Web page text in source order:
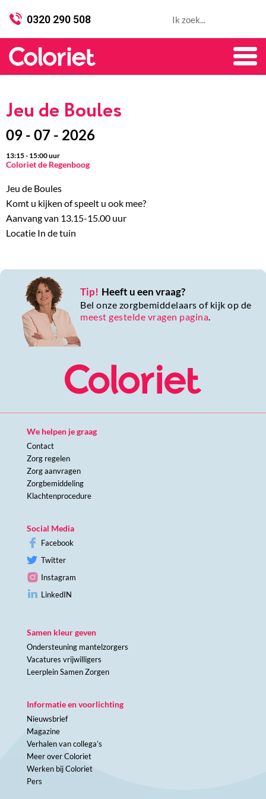
0320 290 508
Jeu de Boules
09 - 07 - 2026
13:15- 15:00uur
Coloriet de Regenboog
Jeu de Boules
Komt u kijken of speelt u ook mee?
Aanvang van 13.15-15.00 uur
Locatie In de tuin
Tip! Heeft u een vraag?
Bel onze zorgbemiddelaars of kijk op de
meest gestelde vragen pagina.
We helpen je graag
Contact
Zorg regelen
Zorg aanvragen
Zorgbemiddeling
Klachtenprocedure
Social Media
Facebook
Twitter
Instagram
LinkedIN
Samen kleur geven
Ondersteuning mantelzorgers
Vacatures vrijwilligers
Leerplein Samen Zorgen
Informatie en voorlichting
Nieuwsbrief
Magazine
Verhalen van collega’s
Meer over Coloriet
Werken bij Coloriet
Pers